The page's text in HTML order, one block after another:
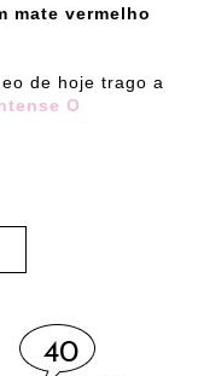
mate vermelho
de hoje trago a
O
40